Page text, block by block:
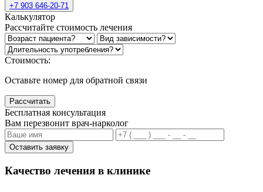
+7 903 646-20-71
Калькулятор
Рассчитайте стоимость лечения
Стоимость:
Оставьте номер для обратной связи
Рассчитать
Бесплатная консультация
Вам перезвонит врач-нарколог
Оставить заявку
Качество лечения в клинике